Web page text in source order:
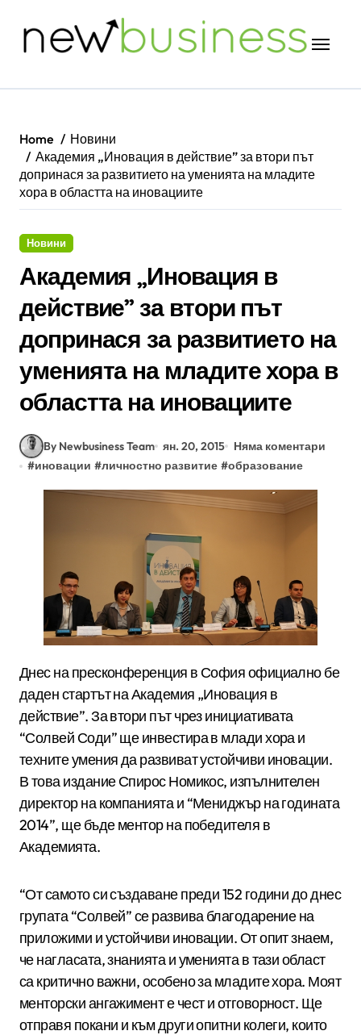
Home
Новини
Академия „Иновация в действие” за втори път
допринася за развитието на уменията на младите
хора в областта на иновациите
Новини
Академия „Иновация в
действие” за втори път
допринася за развитието на
уменията на младите хора в
областта на иновациите
By Newbusiness Team ян. 20, 2015
Няма коментари
#иновации #личностно развитие #образование
Днес на пресконференция в София официално бе
даден стартът на Академия „Иновация в
действие”. За втори път чрез инициативата
“Солвей Соди” ще инвестира в млади хора и
техните умения да развиват устойчиви иновации.
В това издание Спирос Номикос, изпълнителен
директор на компанията и “Мениджър на годината
2014”, ще бъде ментор на победителя в
Академията.
“От самото си създаване преди 152 години до днес
групата “Солвей” се развива благодарение на
приложими и устойчиви иновации. От опит знаем,
че нагласата, знанията и уменията в тази област
са критично важни, особено за младите хора. Моят
менторски ангажимент е чест и отговорност. Ще
отправя покани и към други опитни колеги, които